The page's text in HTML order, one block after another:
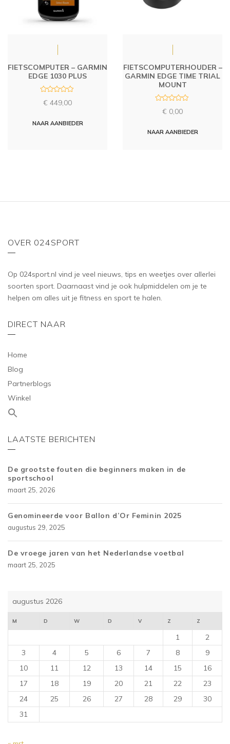
FIETSCOMPUTER – GARMIN
EDGE 1030 PLUS
a
d
€ 449,00
NAAR AANBIEDER
FIETSCOMPUTERHOUDER –
GARMIN EDGE TIME TRIAL
MOUNT
d
€ 0,00
NAAR AANBIEDER
OVER 024SPORT
Op 024sport.nl vind je veel nieuws, tips en weetjes over allerlei
soorten sport. Daarnaast vind je ook hulpmiddelen om je te
helpen om alles uit je fitness en sport te halen.
DIRECT NAAR
Home
Blog
Partnerblogs
Winkel
LAATSTE BERICHTEN
De grootste fouten die beginners maken in de
sportschool
maart 25, 2026
Genomineerde voor Ballon d’Or Feminin 2025
augustus 29, 2025
De vroege jaren van het Nederlandse voetbal
maart 25, 2025
augustus 2026
M D W D V Z Z
1
2
3
4 5 6 7 8
9
10
11 12 13 14 15
16
17
18 19 20 21 22
23
24
25 26 27 28 29
30
31